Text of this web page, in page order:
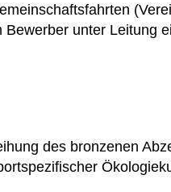
unter Leitung
des bronzenen